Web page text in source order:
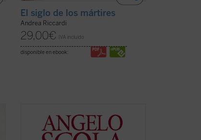
El siglo de los mártires
Andrea Riccardi
29,00€ IVA incluido
disponible en ebook:
En esta amplia conversación con el
periodista Luigi Geninazzi el cardenal
Angelo Scola aborda, junto con los